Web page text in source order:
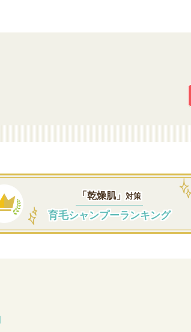
「乾燥肌」 対策
育毛シャンプーランキング